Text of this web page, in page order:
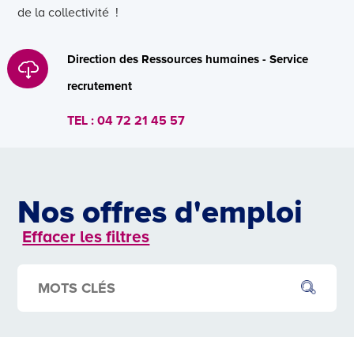
de la collectivité !
Direction des Ressources humaines - Service
recrutement
TEL : 04 72 21 45 57
Nos offres d'emploi
Effacer les filtres